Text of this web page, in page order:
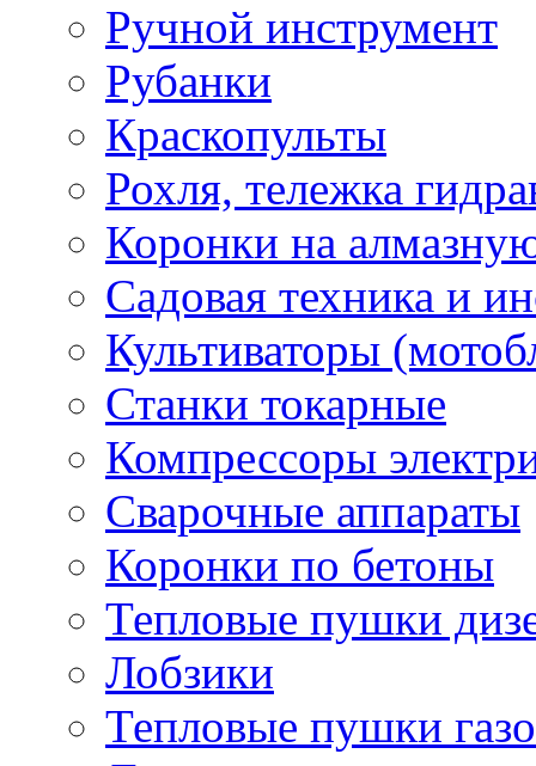
Ручной инструмент
Рубанки
Краскопульты
Рохля, тележка
Коронки на
Садовая техника и
Культиваторы
Станки токарные
Компрессоры
Сварочные аппараты
Коронки по бетоны
Тепловые пушки
Лобзики
Тепловые пушки